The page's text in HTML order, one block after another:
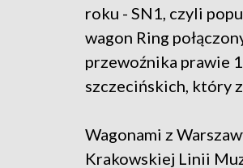
roku - SN1, czyli
wagon Ring
przewoźnika prawie
szczecińskich, który
Wagonami z
Krakowskiej Linii